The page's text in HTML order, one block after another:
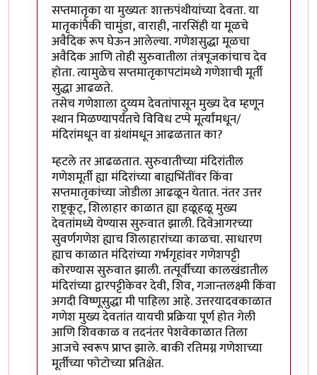
सप्तमातृका या मुख्यतः शाक्तपंथीयांच्या देवता. या
मातृकांपैकी चामुंडा, वाराही, नारसिंही या मूळचे
अवैदिक रूप घेऊन आलेल्या. गणेशसुद्धा मूळचा
अवैदिक आणि तोही सुरुवातीला तंत्रपूजकांचाच देव
होता. त्यामुळेच सप्तमातृकापटांमध्ये गणेशाची मूर्ती
सुद्धा आढळते.
तसेच गणेशाला दुय्यम देवतांपासून मुख्य देव म्हणून
स्थान मिळण्यापर्यंतचे विविध टप्पे मूर्त्यांमधून/
मंदिरांमधून वा ग्रंथांमधून आढळतात का?
म्हटले तर आढळतात. सुरुवातीच्या मंदिरांतील
गणेशमूर्ती ह्या मंदिरांच्या बाह्यभिंतींवर किंवा
सप्तमातृकांच्या जोडीला आढळून येतात. नंतर उत्तर
राष्ट्रकूट्, शिलाहार काळात ह्या हळूहळू मुख्य
देवतांमध्ये येण्यास सुरुवात झाली. दिवेआगरच्या
सुवर्णगणेश ह्याच शिलाहारांच्या काळचा. साधारण
ह्याच काळात मंदिरांच्या गर्भगृहांवर गणेशपट्टी
कोरण्यास सुरुवात झाली. तत्पूर्वीच्या कालखंडातील
मंदिरांच्या द्वारपट्टीकेवर देवी, शिव, गजान्तलक्ष्मी किंवा
अगदी विष्णूसुद्धा मी पाहिला आहे. उत्तरयादवकाळात
गणेश मुख्य देवतांत यायची प्रक्रिया पूर्ण होत गेली
आणि शिवकाळ व तदनंतर पेशवेकाळात तिला
आजचे स्वरूप प्राप्त झाले. बाकी रतिमग्न गणेशाच्या
मूर्तीच्या फोटोच्या प्रतिक्षेत.